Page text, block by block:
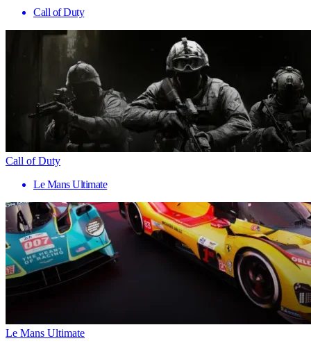
Call of Duty
Call of Duty
Le Mans Ultimate
Le Mans Ultimate